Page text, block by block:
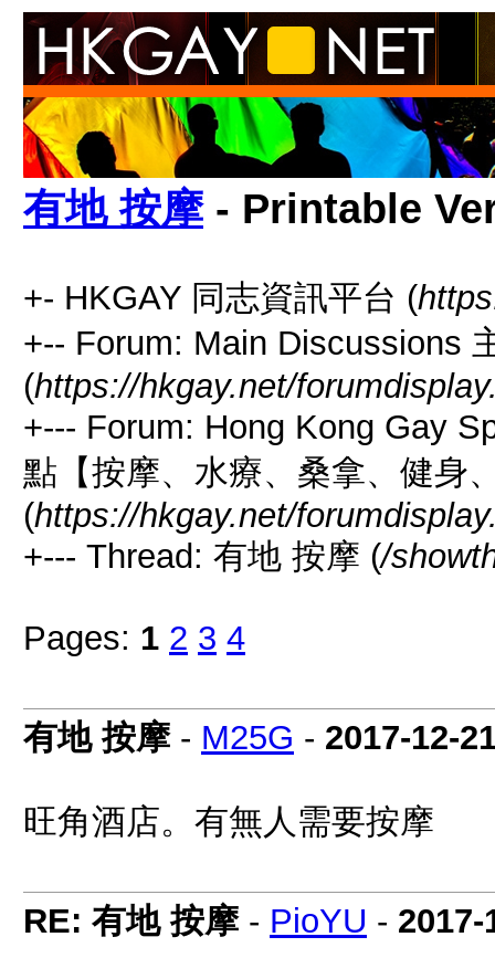
有地 按摩- Printable
+- HKGAY 同志資訊平台 (
+-- Forum: Main Discussions
(https://hkgay.net/
+--- Forum: Hong Kong Gay
點【按摩、水療、桑拿、健身
(https://hkgay.net/
+--- Thread: 有地 按摩 (/
Pages: 1 2 3 4
有地 按摩- M25G - 2017-12-
旺角酒店。有無人需要按摩
RE: 有地 按摩- PioYU - 2017-